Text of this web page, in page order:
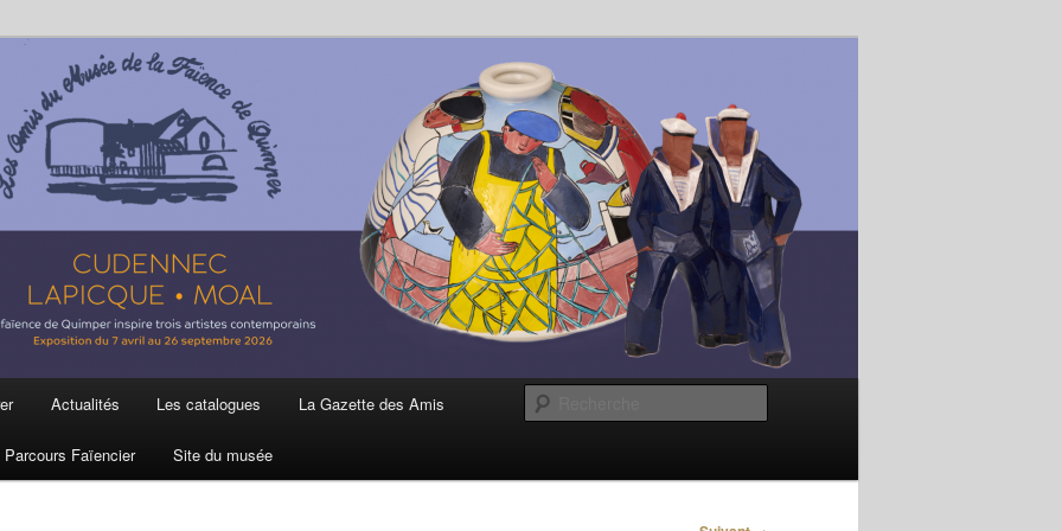
et de la Faïence de Quimper
Actualités Les catalogues La Gazette des Amis
Parcours Faïencier Site du musée